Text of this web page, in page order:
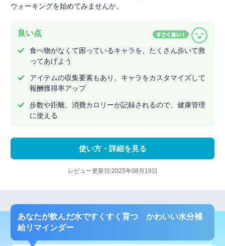
ウォーキングを始めてみませんか。
良い点
食べ物がなくて困っているキャラを、たくさん歩いて救
ってあげよう
アイテムの収集要素もあり。キャラをカスタマイズして
報酬獲得率アップ
歩数や距離、消費カロリーが記録されるので、健康管理
に使える
使い方・詳細を見る
レビュー更新日:2025年08月19日
あなたが飲んだ水ですくすく育つ かわいい水分補
給リマインダー